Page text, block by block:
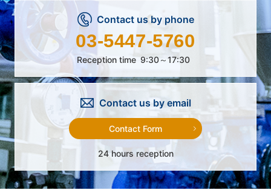
Contact us by phone
03-5447-5760
Reception time 9:30～17:30
Contact us by email
Contact Form
24 hours reception